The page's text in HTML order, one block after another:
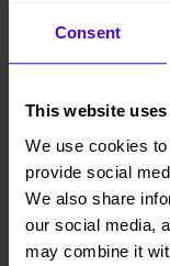
Consent
This website
We use cookies
provide social
We also share
our social media,
may combine it
Vi levererar,
Helt
Liknande